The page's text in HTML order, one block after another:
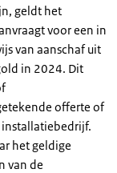
geldt het
voor een in
van aanschaf uit
in 2024. Dit
offerte of
het geldige
van de